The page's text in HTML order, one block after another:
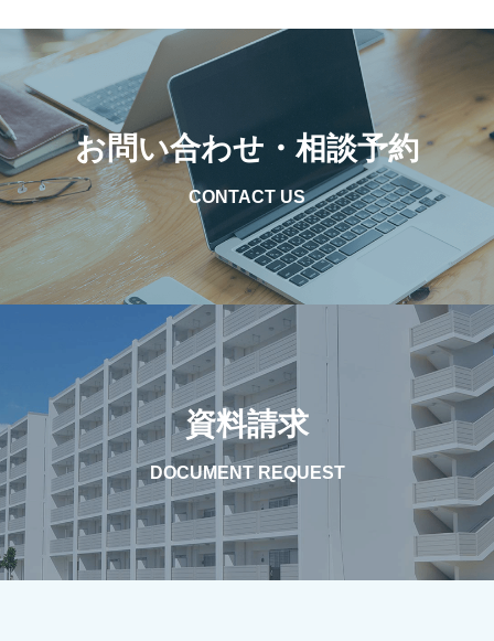
お問い合わせ・相談予約
CONTACT US
資料請求
DOCUMENT REQUEST